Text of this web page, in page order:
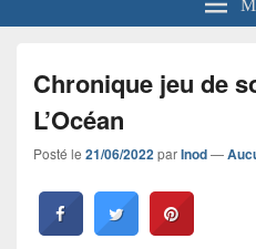
Chronique jeu de
L’Océan
Posté le 21/06/2022parInod—